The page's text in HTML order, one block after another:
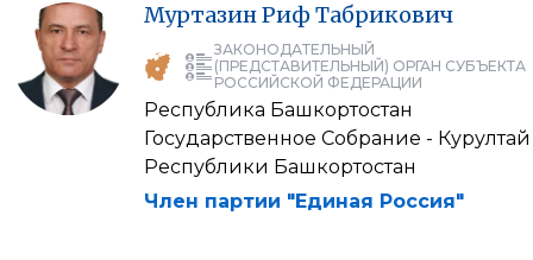
МуртазинРиф Табрикович
ЗАКОНОДАТЕЛЬНЫЙ
(ПРЕДСТАВИТЕЛЬНЫЙ) ОРГАН СУБЪЕКТА
РОССИЙСКОЙ ФЕДЕРАЦИИ
Республика Башкортостан
Государственное Собрание - Курултай
Республики Башкортостан
Член партии "Единая Россия"